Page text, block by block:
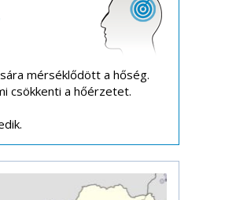
mérséklődött a hőség.
csökkenti a hőérzetet.